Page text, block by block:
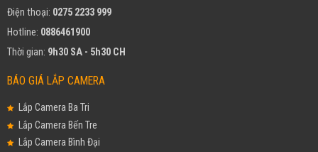
Điện thoại: 0275 2233 999
Hotline: 0886461900
Thời gian: 9h30 SA - 5h30 CH
BÁO GIÁ LẮP CAMERA
Lắp Camera Ba Tri
Lắp Camera Bến Tre
Lắp Camera Bình Đại